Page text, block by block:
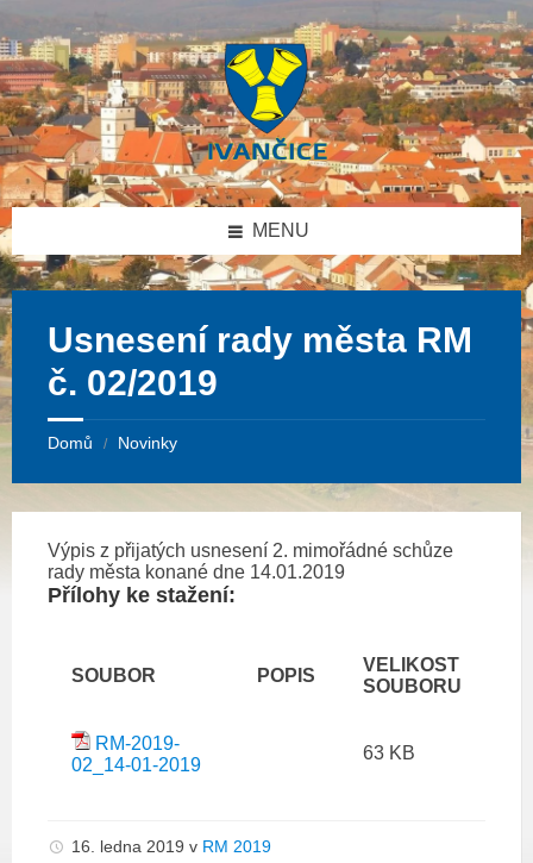
obsah
levý
panel
patičku
MENU
Usnesení rady města RM
č. 02/2019
Domů / Novinky
Výpis z přijatých usnesení 2. mimořádné schůze
rady města konané dne 14.01.2019
Přílohy ke stažení:
SOUBOR POPIS
VELIKOST
SOUBORU
RM-2019-
02_14-01-2019
63 KB
16. ledna 2019 v RM 2019